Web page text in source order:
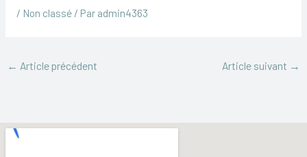
/ Non classé/ Par admin4363
← Article précédent Article suivant →